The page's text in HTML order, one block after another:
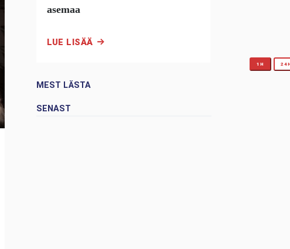
asemaa
LUE LISÄÄ
MEST LÄSTA
1H
SENAST